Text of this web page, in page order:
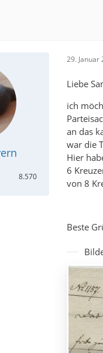
8.570
29. Januar
Liebe
ich
an das
war die
Hier
6
von 8
Beste